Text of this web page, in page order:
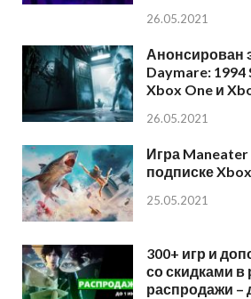
26.05.2021
Анонсирован
Daymare: 1994
Xbox One и
26.05.2021
Игра Maneater
подписке
25.05.2021
300+ игр и
со скидками в
распродажи –